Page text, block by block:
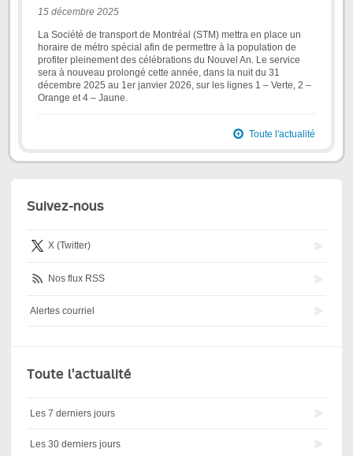
15 décembre 2025
La Société de transport de Montréal (STM) mettra en place un
horaire de métro spécial afin de permettre à la population de
profiter pleinement des célébrations du Nouvel An. Le service
sera à nouveau prolongé cette année, dans la nuit du 31
décembre 2025 au 1er janvier 2026, sur les lignes 1 – Verte, 2 –
Orange et 4 – Jaune.
Toute l'actualité
Suivez-nous
X (Twitter)
Nos flux RSS
Alertes courriel
Toute l'actualité
Les 7 derniers jours
Les 30 derniers jours